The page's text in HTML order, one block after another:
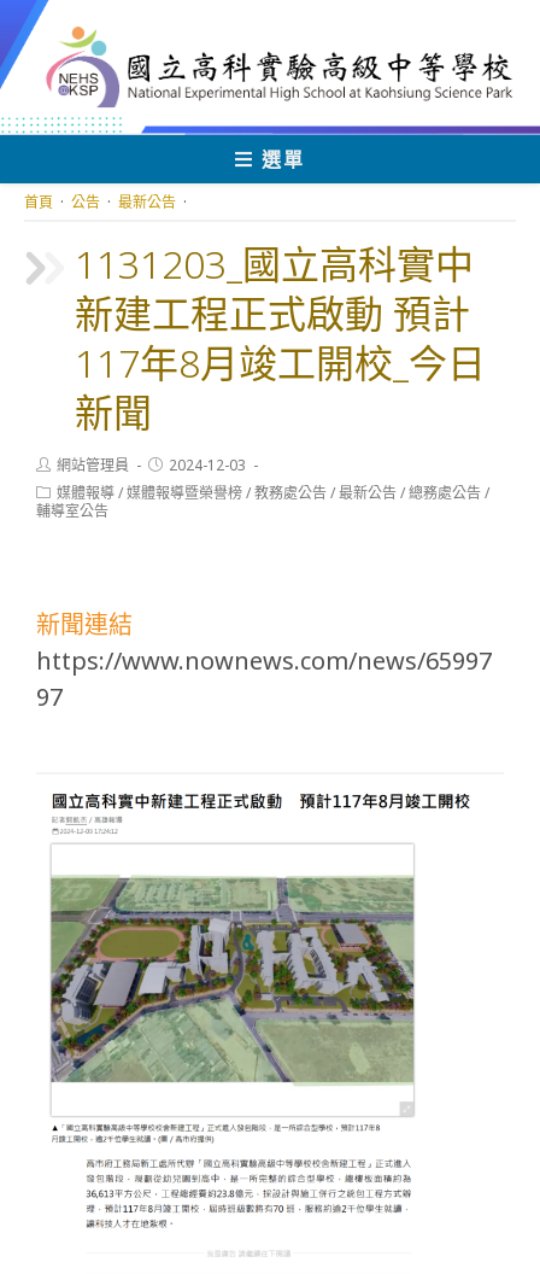
轉
至
要
容
選單
1131203_國立高科實中
新建工程正式啟動 預計
117年8月竣工開校_今日
新聞
首頁 · 公告 · 最新公告 ·
Post
author:
網站管理員
Post
published:
2024-12-03
Post
category:
媒體報導/媒體報導暨榮譽榜/教務處公告/最新公告/總務處公告/
輔導室公告
新聞連結
https://www.nownews.com/news/65997
97